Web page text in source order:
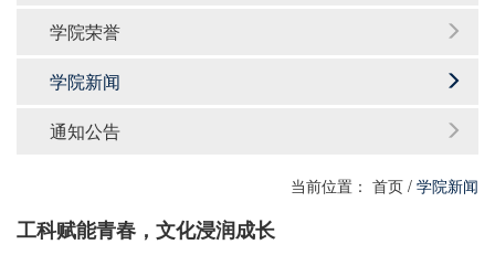
学院荣誉
学院新闻
通知公告
当前位置： 首页 / 学院新闻
工科赋能青春，文化浸润成长